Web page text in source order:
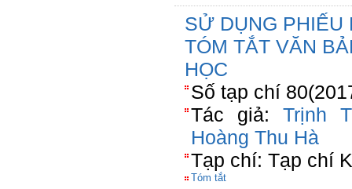
SỬ DỤNG PHIẾU
TÓM TẮT VĂN
HỌC
Số tạp chí
Tác giả: Trịnh
Hoàng Thu Hà
Tạp chí: Tạp chí
Tóm tắt